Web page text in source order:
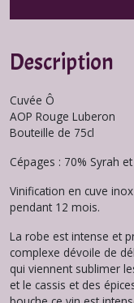
Description
Cuvée Ô
AOP Rouge Luberon
Bouteille de 75cl
Cépages : 70% Syrah
Vinification en cuve
pendant 12 mois.
La robe est intense et
complexe dévoile de
qui viennent sublimer
et le cassis et des